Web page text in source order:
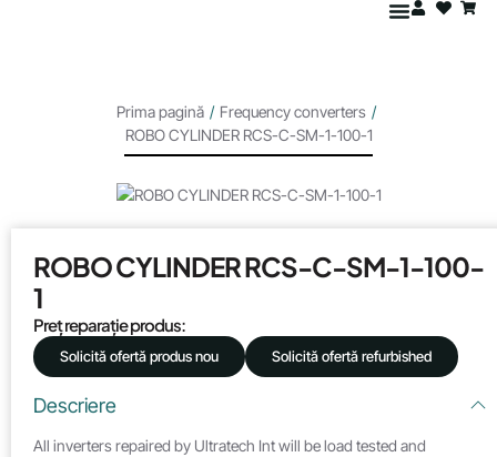
Prima pagină / Frequency converters /
ROBO CYLINDER RCS-C-SM-1-100-1
ROBO CYLINDER RCS-C-SM-1-100-
1
Preț reparație produs:
Solicită ofertă produs nou Solicită ofertă refurbished
Descriere
All inverters repaired by Ultratech Int will be load tested and